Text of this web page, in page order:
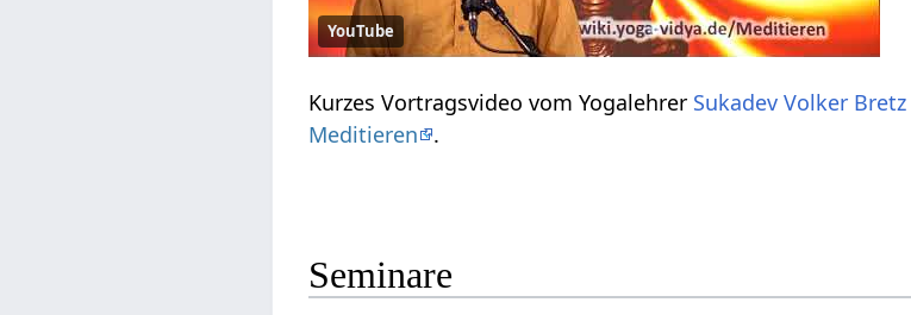
YouTube
Kurzes Vortragsvideo vom Yogalehrer Sukadev Volker Bretz
Meditieren
.
Seminare